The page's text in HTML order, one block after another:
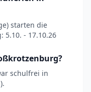
starten die
5.10. - 17.10.26
schulfrei in